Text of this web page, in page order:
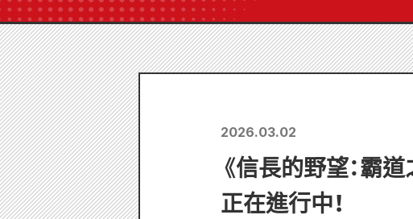
2026.03.02
《信長的野望：霸
正在進行中！